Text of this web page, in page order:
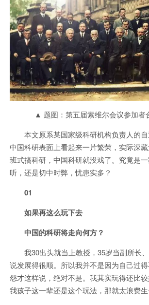
▲ 题图：第五届索维尔会议参加者
本文原系某国家级科研机构负责人的
中国科研表面上看起来一片繁荣，实际深
班式搞科研，中国科研就没戏了。究竟是
听，还是切中时弊，忧患实多？
01
如果再这么玩下去
中国的科研将走向何方？
我30出头就当上教授，35岁当副所长
说发展得很顺。所以我并不是因为自己过
怨才这样说，绝对不是。我其实玩得还比
我孩子这一辈还是这个玩法，那就太浪费生